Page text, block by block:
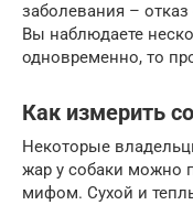
заболевания –
Вы наблюдаете
одновременно, то
Как измерить
Некоторые
жар у собаки можно
мифом. Сухой и